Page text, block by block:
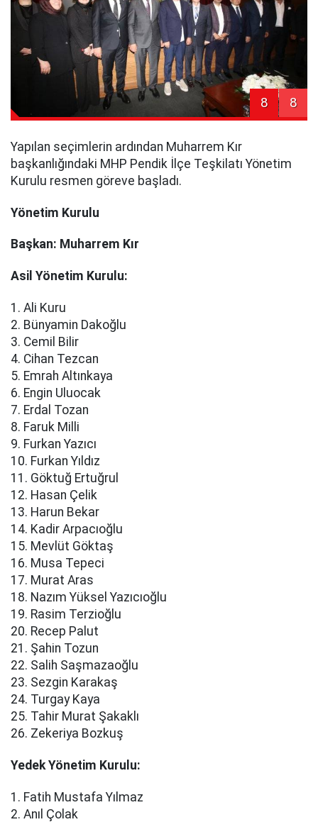
8 8
Yapılan seçimlerin ardından Muharrem Kır
başkanlığındaki MHP Pendik İlçe Teşkilatı Yönetim
Kurulu resmen göreve başladı.
Yönetim Kurulu
Başkan: Muharrem Kır
Asil Yönetim Kurulu:
1. Ali Kuru
2. Bünyamin Dakoğlu
3. Cemil Bilir
4. Cihan Tezcan
5. Emrah Altınkaya
6. Engin Uluocak
7. Erdal Tozan
8. Faruk Milli
9. Furkan Yazıcı
10. Furkan Yıldız
11. Göktuğ Ertuğrul
12. Hasan Çelik
13. Harun Bekar
14. Kadir Arpacıoğlu
15. Mevlüt Göktaş
16. Musa Tepeci
17. Murat Aras
18. Nazım Yüksel Yazıcıoğlu
19. Rasim Terzioğlu
20. Recep Palut
21. Şahin Tozun
22. Salih Saşmazaoğlu
23. Sezgin Karakaş
24. Turgay Kaya
25. Tahir Murat Şakaklı
26. Zekeriya Bozkuş
Yedek Yönetim Kurulu:
1. Fatih Mustafa Yılmaz
2. Anıl Çolak